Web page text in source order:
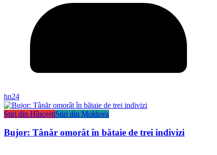
hn24
Știri din HînceștiȘtiri din Moldova
Bujor: Tânăr omorât în bătaie de trei indivizi